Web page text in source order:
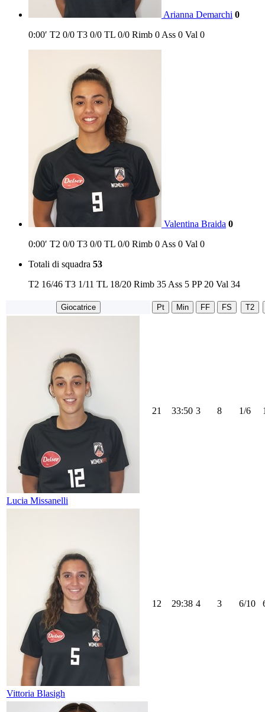
Arianna Demarchi 0
0:00′ T2 0/0 T3 0/0 TL 0/0 Rimb 0 Ass 0 Val 0
Valentina Braida 0
0:00′ T2 0/0 T3 0/0 TL 0/0 Rimb 0 Ass 0 Val 0
Totali di squadra 53
T2 16/46 T3 1/11 TL 18/20 Rimb 35 Ass 5 PP 20 Val 34
Giocatrice Pt Min FF FS T2
Lucia Missanelli
21 33:50 3 8 1/6
Vittoria Blasigh
12 29:38 4 3 6/10